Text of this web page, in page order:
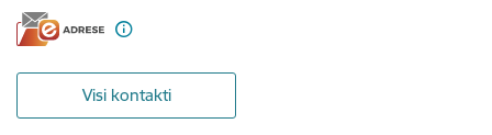
Visi kontakti